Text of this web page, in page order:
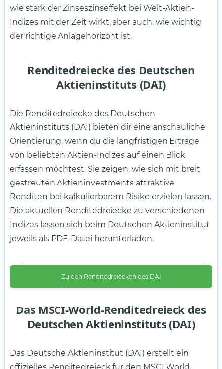
wie stark der Zinseszinseffekt bei Welt-Aktien-
Indizes mit der Zeit wirkt, aber auch, wie wichtig
der richtige Anlagehorizont ist.
Renditedreiecke des Deutschen
Aktieninstituts (DAI)
Die Renditedreiecke des Deutschen
Aktieninstituts (DAI) bieten dir eine anschauliche
Orientierung, wenn du die langfristigen Erträge
von beliebten Aktien-Indizes auf einen Blick
erfassen möchtest. Sie zeigen, wie sich mit breit
gestreuten Aktieninvestments attraktive
Renditen bei kalkulierbarem Risiko erzielen lassen.
Die aktuellen Renditedreiecke zu verschiedenen
Indizes lassen sich beim Deutschen Aktieninstitut
jeweils als PDF-Datei herunterladen.
Zu den Renditedreiecken des DAI
Das MSCI-World-Renditedreieck des
Deutschen Aktieninstituts (DAI)
Das Deutsche Aktieninstitut (DAI) erstellt ein
offizielles Renditedreieck für den MSCI World,